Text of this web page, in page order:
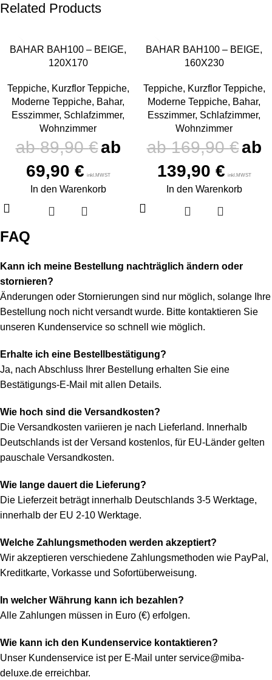
Related Products
BAHAR BAH100 – BEIGE,
120X170
Teppiche, Kurzflor Teppiche,
Moderne Teppiche, Bahar,
Esszimmer, Schlafzimmer,
Wohnzimmer
89,90€
69,90 € inkl.MWST
In den Warenkorb
BAHAR BAH100 – BEIGE,
160X230
Teppiche, Kurzflor Teppiche,
Moderne Teppiche, Bahar,
Esszimmer, Schlafzimmer,
Wohnzimmer
169,90€
139,90 € inkl.MWST
In den Warenkorb
FAQ
Kann ich meine Bestellung nachträglich ändern oder
stornieren?
Änderungen oder Stornierungen sind nur möglich, solange Ihre
Bestellung noch nicht versandt wurde. Bitte kontaktieren Sie
unseren Kundenservice so schnell wie möglich.
Erhalte ich eine Bestellbestätigung?
Ja, nach Abschluss Ihrer Bestellung erhalten Sie eine
Bestätigungs-E-Mail mit allen Details.
Wie hoch sind die Versandkosten?
Die Versandkosten variieren je nach Lieferland. Innerhalb
Deutschlands ist der Versand kostenlos, für EU-Länder gelten
pauschale Versandkosten.
Wie lange dauert die Lieferung?
Die Lieferzeit beträgt innerhalb Deutschlands 3-5 Werktage,
innerhalb der EU 2-10 Werktage.
Welche Zahlungsmethoden werden akzeptiert?
Wir akzeptieren verschiedene Zahlungsmethoden wie PayPal,
Kreditkarte, Vorkasse und Sofortüberweisung.
In welcher Währung kann ich bezahlen?
Alle Zahlungen müssen in Euro (€) erfolgen.
Wie kann ich den Kundenservice kontaktieren?
Unser Kundenservice ist per E-Mail unter service@miba-
deluxe.de erreichbar.